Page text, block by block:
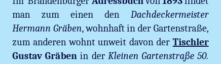
man zum einen den Dachdeckermeister
Hermann Gräben, wohnhaft in der Gartenstraße,
zum anderen wohnt unweit davon der Tischler
Gustav Gräben in der Kleinen Gartenstraße 50.